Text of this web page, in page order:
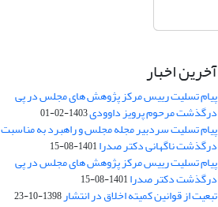
آخرین اخبار
پیام تسلیت رییس مرکز پژوهش های مجلس در پی
درگذشت مرحوم پرویز داوودی1403-02-01
پیام تسلیت سردبیر مجله مجلس و راهبرد به مناسبت
درگذشت ناگهانی دکتر صدرا1401-08-15
پیام تسلیت رییس مرکز پژوهش های مجلس در پی
درگذشت دکتر صدرا1401-08-15
تبعیت از قوانین کمیته اخلاق در انتشار1398-10-23